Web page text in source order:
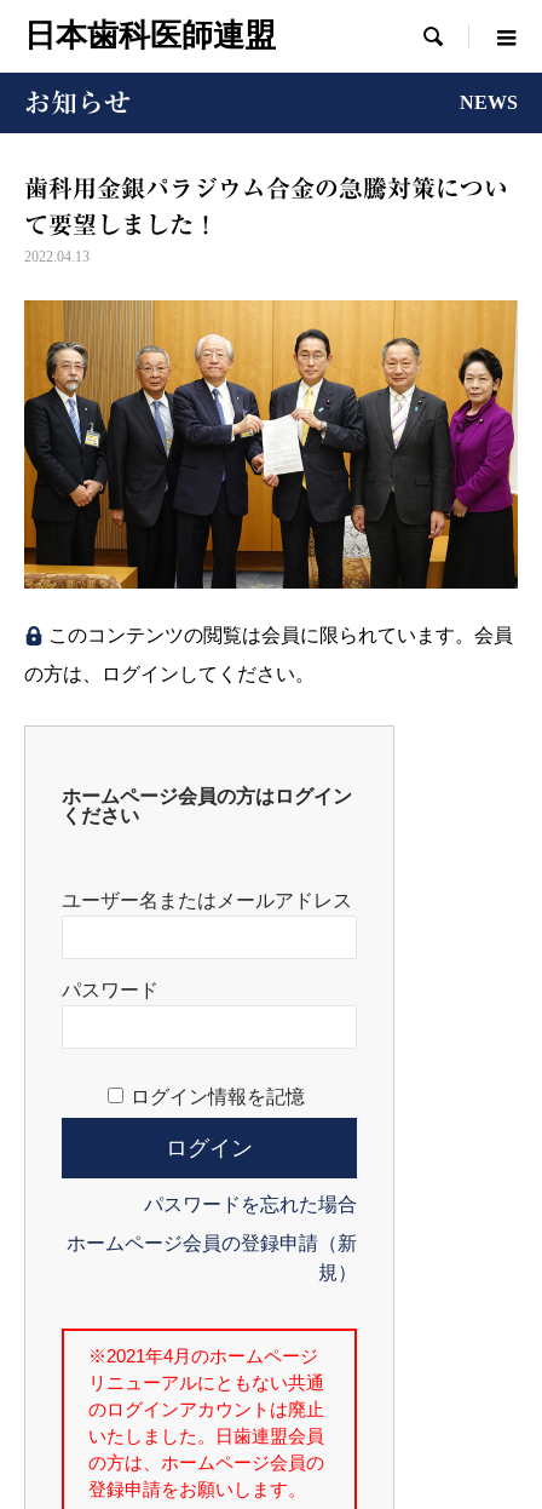
日本歯科医師連盟 
お知らせ NEWS
歯科用金銀パラジウム合金の急騰対策につい
て要望しました！
2022.04.13
このコンテンツの閲覧は会員に限られています。会員
の方は、ログインしてください。
ホームページ会員の方はログイン
ください
ユーザー名またはメールアドレス
パスワード
ログイン情報を記憶
パスワードを忘れた場合
ホームページ会員の登録申請（新
規）